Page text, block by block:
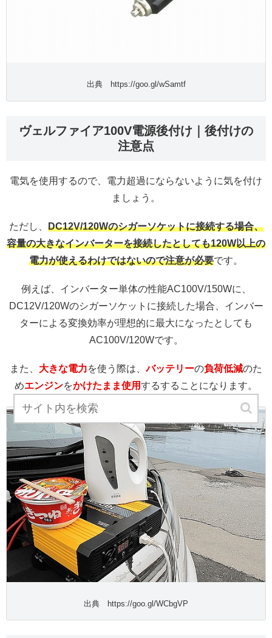
出典 https://goo.gl/wSamtf
ヴェルファイア100V電源後付け｜後付けの
注意点
電気を使用するので、電力超過にならないように気を付け
ましょう。
ただし、 DC12V/120Wのシガーソケットに接続する場合、
容量の大きなインバーターを接続したとしても120W以上の
電力が使えるわけではないので注意が必要です。
例えば、インバーター単体の性能AC100V/150Wに、
DC12V/120Wのシガーソケットに接続した場合、インバー
ターによる変換効率が理想的に最大になったとしても
AC100V/120Wです。
また、 大きな電力を使う際は、バッテリーの負荷低減のた
めエンジンをかけたまま使用するすることになります。
出典 https://goo.gl/WCbgVP